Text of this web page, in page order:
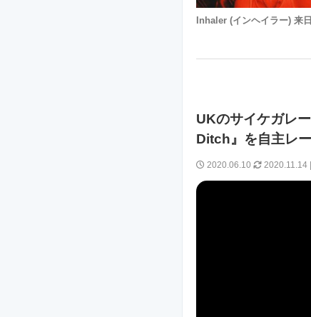
Inhaler (インヘイラー) 来
UKのサイケガレ
Ditch』を自主レ
2020.06.10 2020.11.14